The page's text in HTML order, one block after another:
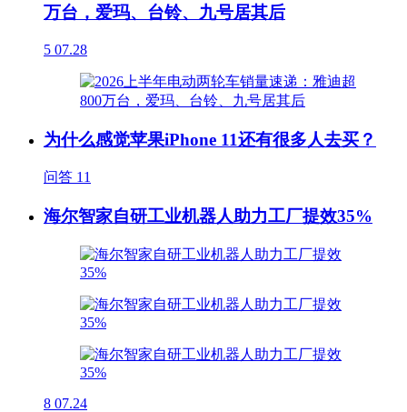
万台，爱玛、台铃、九号居其后
5 07.28
为什么感觉苹果iPhone 11还有很多人去买？
问答 11
海尔智家自研工业机器人助力工厂提效35%
8 07.24